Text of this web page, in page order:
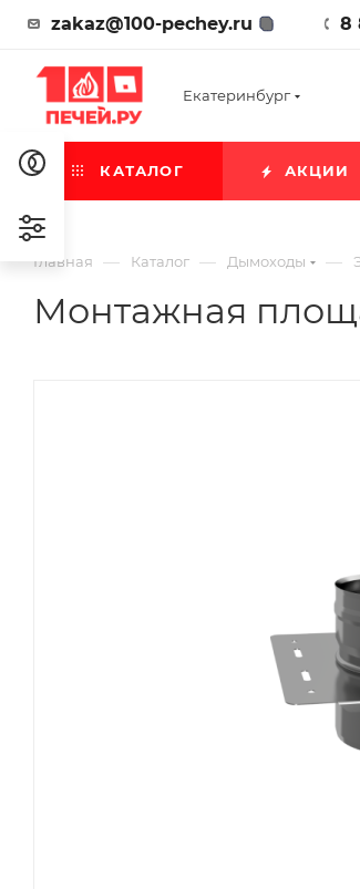
zakaz@100-pechey.ru 8
Екатеринбург
КАТАЛОГ АКЦИИ
Главная — Каталог — Дымоходы —
Монтажная